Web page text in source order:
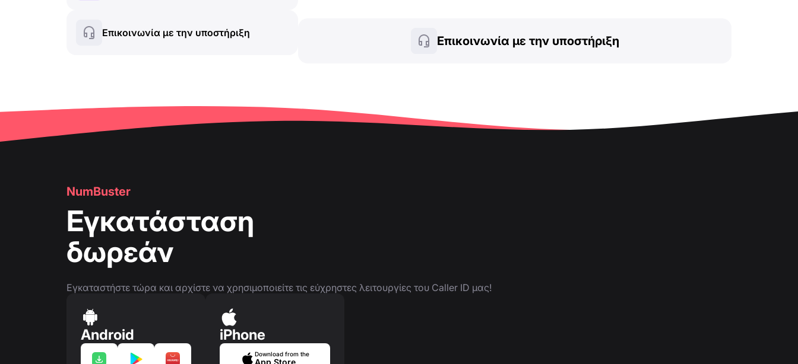
🍀Δωρεάν λειτουργίες
❓FAQ
Σελίδα τηλεφωνικού αριθμού
Επικοινωνία με την υποστήριξη
Επικοινωνία με την υποστήριξη
NumBuster
Εγκατάσταση
δωρεάν
Εγκαταστήστε τώρα και αρχίστε να χρησιμοποιείτε τις εύχρηστες λειτουργίες του Caller ID μας!
Android iPhone
Download from the
App Store